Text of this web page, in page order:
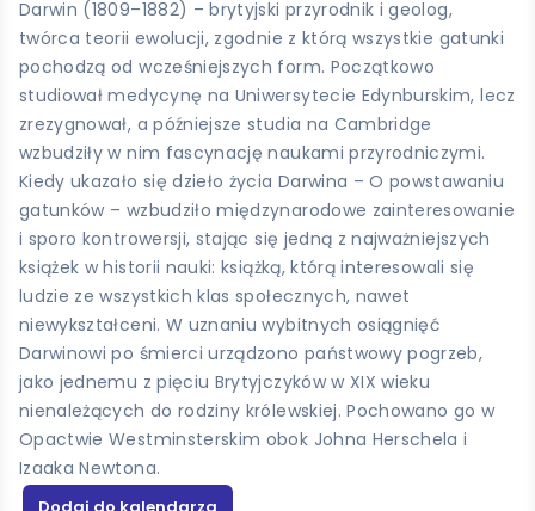
Darwin (1809–1882) – brytyjski przyrodnik i geolog,
twórca teorii ewolucji, zgodnie z którą wszystkie gatunki
pochodzą od wcześniejszych form. Początkowo
studiował medycynę na Uniwersytecie Edynburskim, lecz
zrezygnował, a późniejsze studia na Cambridge
wzbudziły w nim fascynację naukami przyrodniczymi.
Kiedy ukazało się dzieło życia Darwina – O powstawaniu
gatunków – wzbudziło międzynarodowe zainteresowanie
i sporo kontrowersji, stając się jedną z najważniejszych
książek w historii nauki: książką, którą interesowali się
ludzie ze wszystkich klas społecznych, nawet
niewykształceni. W uznaniu wybitnych osiągnięć
Darwinowi po śmierci urządzono państwowy pogrzeb,
jako jednemu z pięciu Brytyjczyków w XIX wieku
nienależących do rodziny królewskiej. Pochowano go w
Opactwie Westminsterskim obok Johna Herschela i
Izaaka Newtona.